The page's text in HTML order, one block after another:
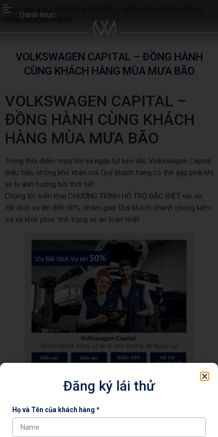
Danh mục
Trang chủ
HÀNG MÙA MƯA BÃO
VOLKSWAGEN CAPITAL – ĐỒNG HÀNH
CÙNG KHÁCH HÀNG MÙA MƯA BÃO
VOLKSWAGEN CAPITAL –
ĐỒNG HÀNH CÙNG KHÁCH
HÀNG MÙA MƯA BÃO
Trong thời điểm mưa lớn và ngập lụt kéo dài, Volkswagen Capital
thấu hiểu những khó khăn mà Quý khách hàng có thể gặp phải khi
xe bị ảnh hưởng bởi thời tiết.
Chúng tôi triển khai CHƯƠNG TRÌNH HỖ TRỢ ĐẶC BIỆT với ưu
đãi dịch vụ lên đến 50%, nhằm giúp Quý khách nhanh chóng kiểm
tra và khôi phục tình trạng xe an toàn nhất.
Ưu đãi cụ thể:
Miễn phí kiểm tra tổng quát xe
Đăng ký lái thử
Họ và Tên của khách hàng *